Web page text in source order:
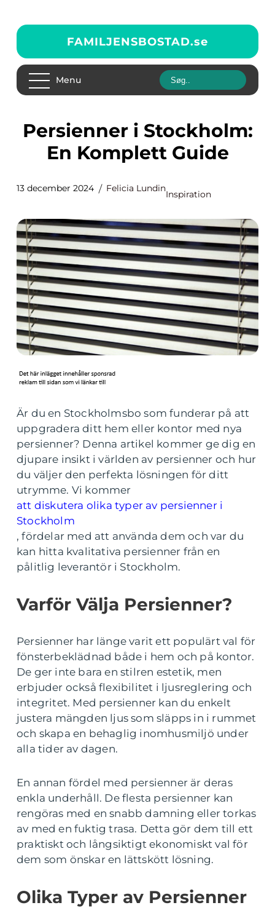
FAMILJENSBOSTAD.se
Menu
Persienner i Stockholm:
En Komplett Guide
13 december 2024 Felicia Lundin
Inspiration
Är du en Stockholmsbo som funderar på att
uppgradera ditt hem eller kontor med nya
persienner? Denna artikel kommer ge dig en
djupare insikt i världen av persienner och hur
du väljer den perfekta lösningen för ditt
utrymme. Vi kommer
att diskutera olika typer av persienner i
Stockholm
, fördelar med att använda dem och var du
kan hitta kvalitativa persienner från en
pålitlig leverantör i Stockholm.
Varför Välja Persienner?
Persienner har länge varit ett populärt val för
fönsterbeklädnad både i hem och på kontor.
De ger inte bara en stilren estetik, men
erbjuder också flexibilitet i ljusreglering och
integritet. Med persienner kan du enkelt
justera mängden ljus som släpps in i rummet
och skapa en behaglig inomhusmiljö under
alla tider av dagen.
En annan fördel med persienner är deras
enkla underhåll. De flesta persienner kan
rengöras med en snabb damning eller torkas
av med en fuktig trasa. Detta gör dem till ett
praktiskt och långsiktigt ekonomiskt val för
dem som önskar en lättskött lösning.
Olika Typer av Persienner